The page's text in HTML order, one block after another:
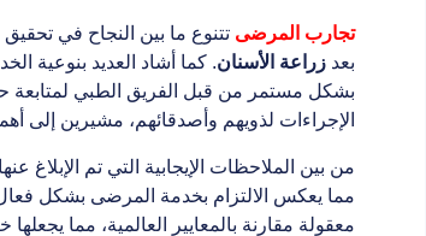
تجارب المرضى تتنوع ما بين النجاح في
بعد زراعة الأسنان. كما أشاد العديد بنوعية
بشكل مستمر من قبل الفريق الطبي لمتابعة
الإجراءات لذويهم وأصدقائهم، مشيرين إلى
من بين الملاحظات الإيجابية التي تم الإبلاغ
مما يعكس الالتزام بخدمة المرضى بشكل
معقولة مقارنة بالمعايير العالمية، مما